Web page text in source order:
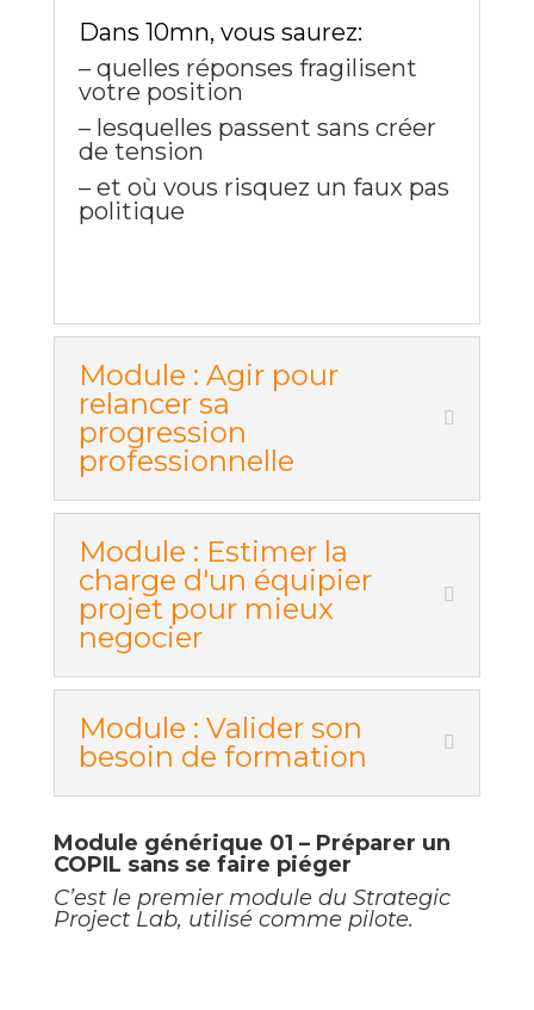
Dans 10mn, vous saurez:
– quelles réponses fragilisent
votre position
– lesquelles passent sans créer
de tension
– et où vous risquez un faux pas
politique
Module : Agir pour
relancer sa
progression
professionnelle
Module : Estimer la
charge d'un équipier
projet pour mieux
negocier
Module : Valider son
besoin de formation
Module générique 01 – Préparer un
COPIL sans se faire piéger
C’est le premier module du Strategic
Project Lab, utilisé comme pilote.